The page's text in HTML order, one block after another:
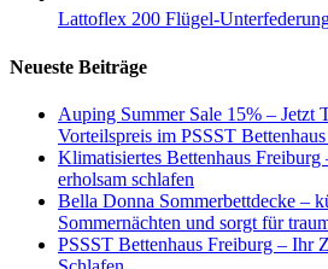
Lattoflex 200 Flügel-
Neueste Beiträge
Auping Summer Sale 15% – Jetzt
Vorteilspreis im PSSST
Klimatisiertes Bettenhaus Freiburg
erholsam schlafen
Bella Donna Sommerbettdecke –
Sommernächten und sorgt für
PSSST Bettenhaus Freiburg – Ihr